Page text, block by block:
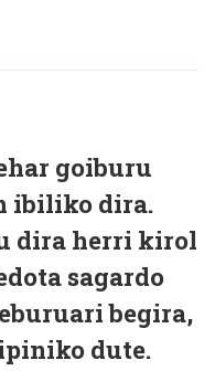
goiburu
ibiliko dira.
dira herri kirol
sagardo
begira,
dute.